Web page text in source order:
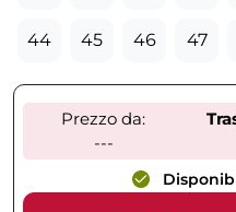
44 45 46 47
Prezzo da:
---